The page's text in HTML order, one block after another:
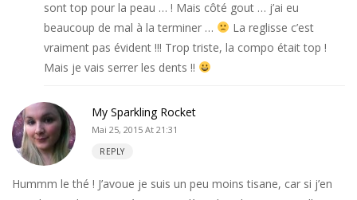
sont top pour la peau … ! Mais côté gout … j’ai eu
beaucoup de mal à la terminer …
La reglisse c’est
vraiment pas évident !!! Trop triste, la compo était top !
Mais je vais serrer les dents !!
My Sparkling Rocket
Mai 25, 2015 At 21:31
REPLY
Hummm le thé ! J’avoue je suis un peu moins tisane, car si j’en